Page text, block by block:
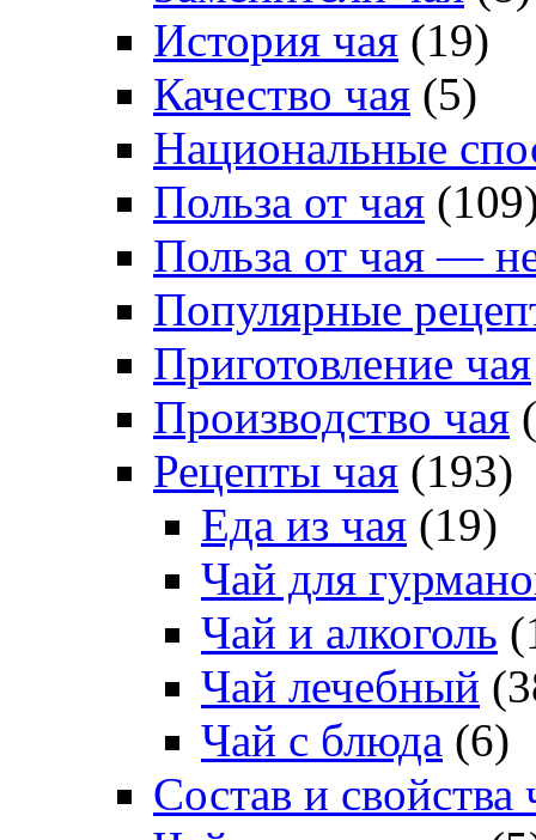
История чая (19)
Качество чая (5)
Национальные
Польза от чая
Польза от чая —
Популярные
Приготовление чая
Производство чая
Рецепты чая (193)
Еда из чая (19)
Чай для
Чай и алкоголь
Чай лечебный
Чай с блюда (6)
Состав и свойства